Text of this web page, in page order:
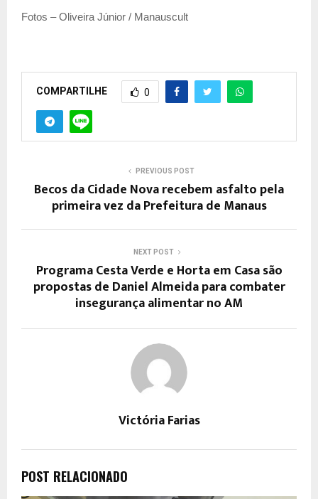
Fotos – Oliveira Júnior / Manauscult
COMPARTILHE 0
PREVIOUS POST
Becos da Cidade Nova recebem asfalto pela
primeira vez da Prefeitura de Manaus
NEXT POST
Programa Cesta Verde e Horta em Casa são
propostas de Daniel Almeida para combater
insegurança alimentar no AM
Victória Farias
POST RELACIONADO